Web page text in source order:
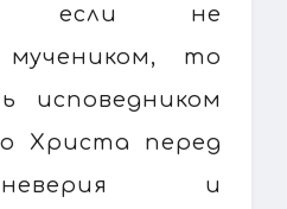
если не
то
исповедником
Христа перед
и